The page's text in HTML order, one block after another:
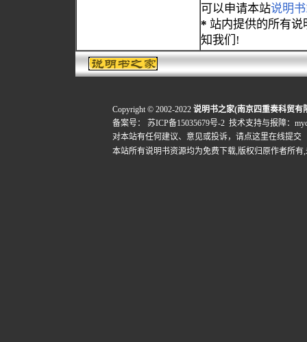
可以申请本站说明
* 站内提供的所有
知我们!
Copyright © 2002-2022 说明书之家(南京四重奏科贸有
备案号：
苏ICP备15035679号-2 技术支持与报障：
对本站有任何建议、意见或投诉， 请点这里在线提交
本站所有说明书资源均为免费下载,版权归原作者所